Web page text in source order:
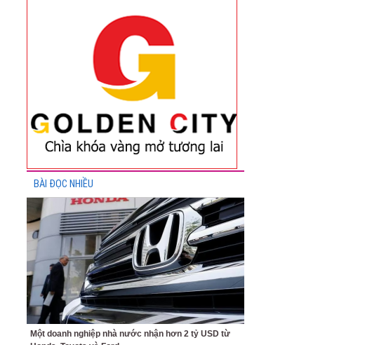
BÀI ĐỌC NHIỀU
Một doanh nghiệp nhà nước nhận hơn 2 tỷ USD từ